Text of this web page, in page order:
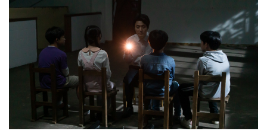
Làm đẹp - giảm cân
Phòng mạch online
Ăn sạch sống khỏe